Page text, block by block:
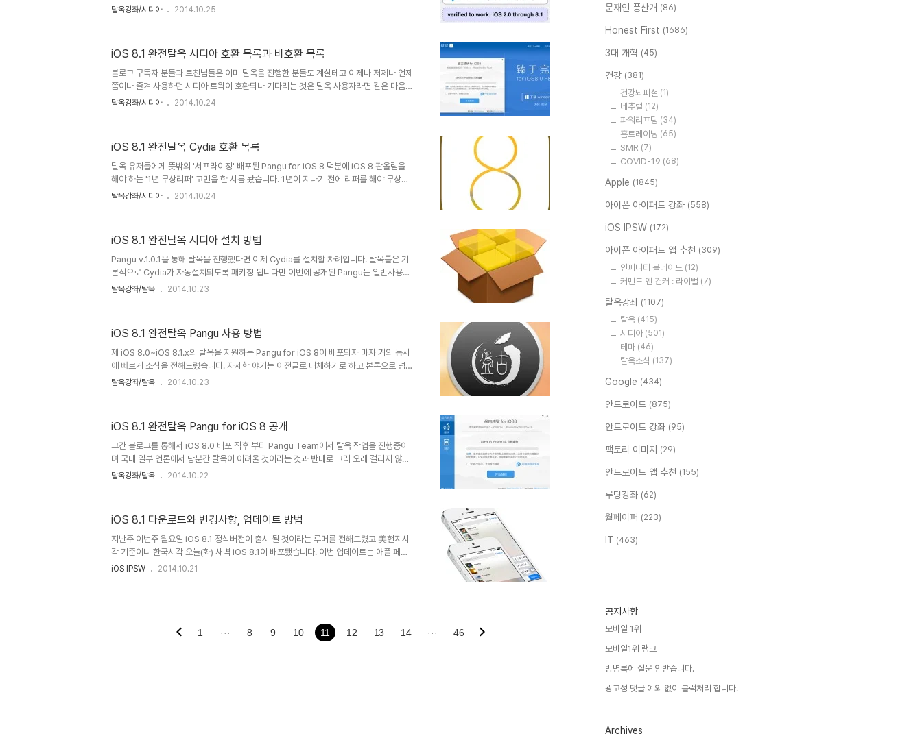
바로 호환되는 경우도 있겠습니다. 알려진바에 따르면 약 70% 이상이 호환된다고 합니다
해당 iOS 버전과 호환되지 않음을 의미한다. 특히 '설치 혹은 구매'가 가능하다고 하더라도
상세 정보에 'iOS 8.0 Update Warning' 등..
탈옥강좌/시디아 2014.10.25
iOS 8.1 완전탈옥 시디아 호환 목록과 비호환 목록
블로그 구독자 분들과 트친님들은 이미 탈옥을 진행한 분들도 계실테고 이제나 저제나 언제
쯤이나 즐겨 사용하던 시디아 트윅이 호환되나 기다리는 것은 탈옥 사용자라면 같은 마음일
겁니다. 그래서, 현재까지 iOS 8.1 탈옥이 어느 정도 진행되어 가고 Cydia 호환 이 어느 정
페이지에 들어갔다가 iOS 8.1.x 완전탈옥 업데이트를 확인했고 한글로 된 매체는 물론 영
문 매체 포함 거의 가장 빠르게 소식을 전해드렸습니다. v1.0 버..
탈옥강좌/시디아 2014.10.24
iOS 8.1 완전탈옥 Cydia 호환 목록
탈옥 유저들에게 뜻밖의 '서프라이징' 배포된 Pangu for iOS 8 덕분에 iOS 8 판올림을
해야 하는 '1년 무상리퍼' 고민을 한 시름 놨습니다. 1년이 지나기 전에 리퍼를 해야 무상인
데 탈옥을 생각하자면 iOS 8로 판올림을 해야하고 순정 iOS의 불편함과 갑갑함은 탈옥을
든 시디아 트윅들을 사용할 수 없기에 탈옥을 통해서 일반 사용자들이 얻을 수 있는 이점은
없었습니다. 지난번 iOS 7 완전탈옥 배포 당..
탈옥강좌/시디아 2014.10.24
iOS 8.1 완전탈옥 시디아 설치 방법
Pangu v.1.0.1을 통해 탈옥을 진행했다면 이제 Cydia를 설치할 차례입니다. 탈옥툴은 기
본적으로 Cydia가 자동설치되도록 패키징 됩니다만 이번에 공개된 Pangu는 일반사용자
들을 대상으로 하기 보다는 개발자들에게 iOS 8 이전의 시디아 트윅들이 iOS 8에서 구동
에 사용하던 트윅들은 전혀 사용할 수 없습니다. 1. Install OpenSSH 먼저 가장 먼저 해야
하고 중요한 것은 OpenSSH를..
탈옥강좌/탈옥 2014.10.23
iOS 8.1 완전탈옥 Pangu 사용 방법
제 iOS 8.0~iOS 8.1.x의 탈옥을 지원하는 Pangu for iOS 8이 배포되자 마자 거의 동시
에 빠르게 소식을 전해드렸습니다. 자세한 얘기는 이전글로 대체하기로 하고 본론으로 넘어
가도록 하고 후선 탈옥 하기 충분히 생각해야 할 것들을 짚어보도록 하겠습니다. You may
의 iOS 7 트윅들은 호환되지 않을 것입니다.When will an English..
탈옥강좌/탈옥 2014.10.23
iOS 8.1 완전탈옥 Pangu for iOS 8 공개
그간 블로그를 통해서 iOS 8.0 배포 직후 부터 Pangu Team에서 탈옥 작업을 진행중이
며 국내 일부 언론에서 당분간 탈옥이 어려울 것이라는 것과 반대로 그리 오래 걸리지 않을
것이며 그 시점은 우선 iOS 8.x가 안정화 된 후가 될 것이라 언급했다. 이는 JB 커뮤니티를
이지(http://en.pangu.io/)는 업데이트 전이다. 흥분은 하지 말자. 일단 현재 Pangu for
iOS 8은 Cydia가 ..
탈옥강좌/탈옥 2014.10.22
iOS 8.1 다운로드와 변경사항, 업데이트 방법
지난주 이번주 월요일 iOS 8.1 정식버전이 출시 될 것이라는 루머를 전해드렸고 美현지시
각 기준이니 한국시각 오늘(화) 새벽 iOS 8.1이 배포됐습니다. 이번 업데이트는 애플 페이
(Apple Pay), 맥으로 문자 메시지 전달(SMS Relays to your Mac), 인스턴트 핫스팟
iOS IPSW 2014.10.21
1 ··· 8 9 10 11 12 13 14 ··· 46
문재인 풍산개 (86)
Honest First (1686)
3대 개혁 (45)
건강 (381)
건강뇌피셜 (1)
네추럴 (12)
파워리프팅 (34)
홈트레이닝 (65)
SMR (7)
COVID-19 (68)
Apple (1845)
아이폰 아이패드 강좌 (558)
iOS IPSW (172)
아이폰 아이패드 앱 추천 (309)
인피니티 블레이드 (12)
커맨드 앤 컨커 : 라이벌 (7)
탈옥강좌 (1107)
탈옥 (415)
시디아 (501)
테마 (46)
탈옥소식 (137)
Google (434)
안드로이드 (875)
안드로이드 강좌 (95)
팩토리 이미지 (29)
안드로이드 앱 추천 (155)
루팅강좌 (62)
월페이퍼 (223)
IT (463)
공지사항
모바일 1위
모바일1위 랭크
방명록에 질문 안받습니다.
광고성 댓글 예외 없이 블럭처리 합니다.
Archives